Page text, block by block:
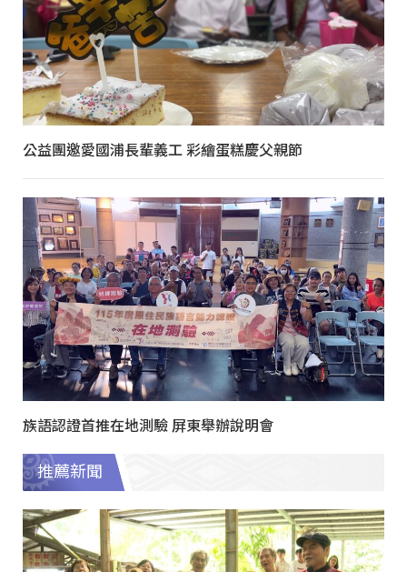
公益團邀愛國浦長輩義工 彩繪蛋糕慶父親節
族語認證首推在地測驗 屏東舉辦說明會
推薦新聞